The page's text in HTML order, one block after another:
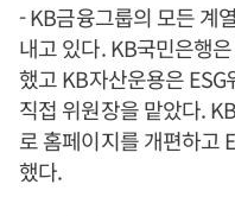
- KB금융그룹의 모든 계
내고 있다. KB국민은행
했고 KB자산운용은
직접 위원장을 맡았다.
로 홈페이지를 개편하고
했다.